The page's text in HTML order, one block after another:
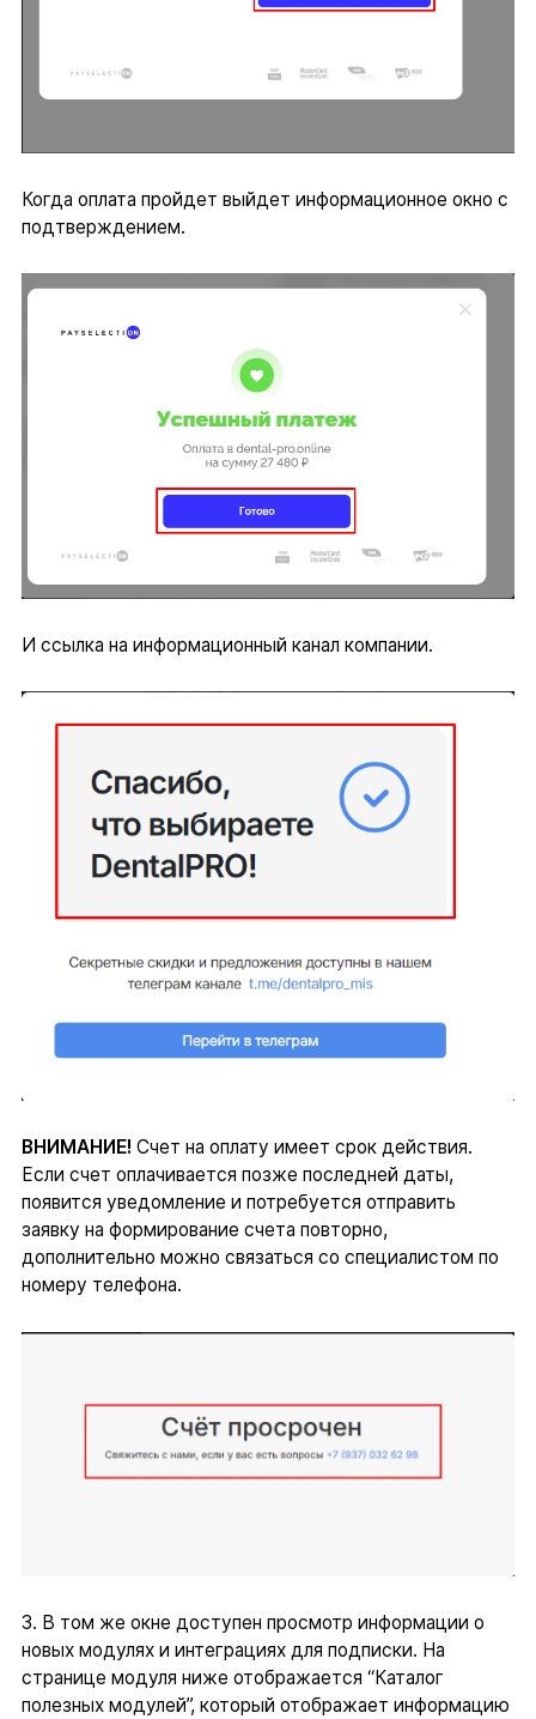
Когда оплата пройдет выйдет информационное окно с
подтверждением.
И ссылка на информационный канал компании.
ВНИМАНИЕ! Счет на оплату имеет срок действия.
Если счет оплачивается позже последней даты,
появится уведомление и потребуется отправить
заявку на формирование счета повторно,
дополнительно можно связаться со специалистом по
номеру телефона.
3. В том же окне доступен просмотр информации о
новых модулях и интеграциях для подписки. На
странице модуля ниже отображается “Каталог
полезных модулей”, который отображает информацию